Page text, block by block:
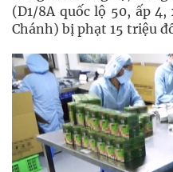
(D1/8A quốc lộ 50, ấp
Chánh) bị phạt 15 triệu